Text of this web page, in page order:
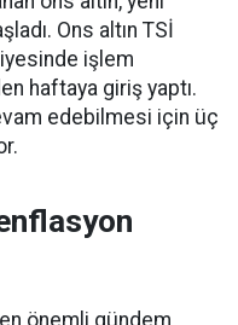
Ons altın TSİ
işlem
haftaya giriş yaptı.
edebilmesi için üç
önemli gündem